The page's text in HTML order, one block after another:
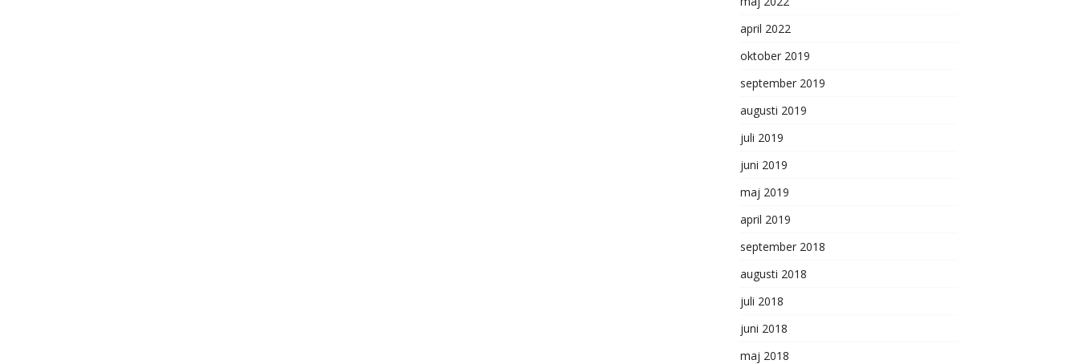
april 2022
oktober 2019
september 2019
augusti 2019
juli 2019
juni 2019
maj 2019
april 2019
september 2018
augusti 2018
juli 2018
juni 2018
maj 2018